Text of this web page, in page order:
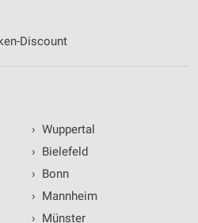
Discount
› Wuppertal
› Bielefeld
› Bonn
› Mannheim
› Münster